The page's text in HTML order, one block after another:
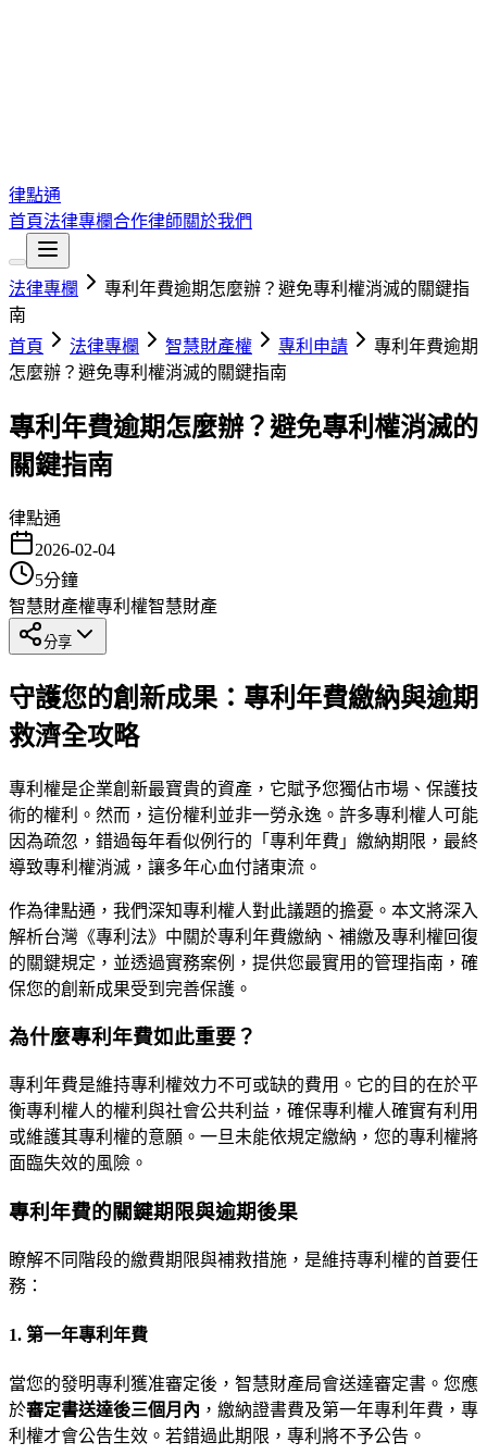
律點通
首頁法律專欄合作律師關於我們
法律專欄
專利年費逾期怎麼辦？避免專利權消滅的關鍵指
南
首頁
法律專欄 智慧財產權 專利申請
專利年費逾期
怎麼辦？避免專利權消滅的關鍵指南
專利年費逾期怎麼辦？避免專利權消滅的
關鍵指南
律點通
2026-02-04
5分鐘
智慧財產權專利權智慧財產
分享
守護您的創新成果：專利年費繳納與逾期
救濟全攻略
專利權是企業創新最寶貴的資產，它賦予您獨佔市場、保護技
術的權利。然而，這份權利並非一勞永逸。許多專利權人可能
因為疏忽，錯過每年看似例行的「專利年費」繳納期限，最終
導致專利權消滅，讓多年心血付諸東流。
作為律點通，我們深知專利權人對此議題的擔憂。本文將深入
解析台灣《專利法》中關於專利年費繳納、補繳及專利權回復
的關鍵規定，並透過實務案例，提供您最實用的管理指南，確
保您的創新成果受到完善保護。
為什麼專利年費如此重要？
專利年費是維持專利權效力不可或缺的費用。它的目的在於平
衡專利權人的權利與社會公共利益，確保專利權人確實有利用
或維護其專利權的意願。一旦未能依規定繳納，您的專利權將
面臨失效的風險。
專利年費的關鍵期限與逾期後果
瞭解不同階段的繳費期限與補救措施，是維持專利權的首要任
務：
1. 第一年專利年費
當您的發明專利獲准審定後，智慧財產局會送達審定書。您應
於審定書送達後三個月內 ，繳納證書費及第一年專利年費，專
利權才會公告生效。若錯過此期限，專利將不予公告。